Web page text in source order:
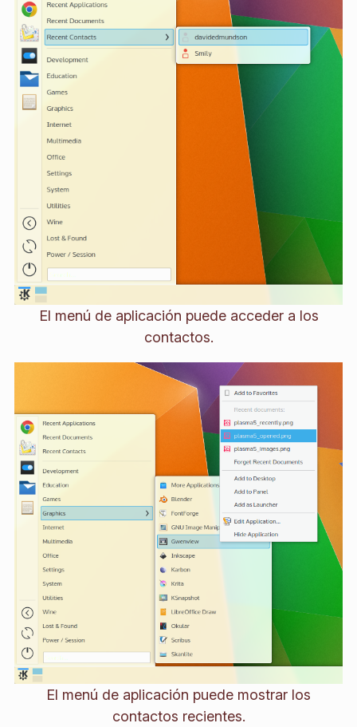
El menú de aplicación puede acceder a los
contactos.
El menú de aplicación puede mostrar los
contactos recientes.